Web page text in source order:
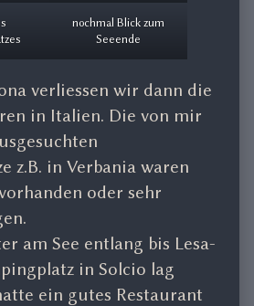
nochmal Blick zum
Seeende
verliessen wir dann die
in Italien. Die von mir
z.B. in Verbania waren
oder sehr
am See entlang bis Lesa-
in Solcio lag
ein gutes Restaurant